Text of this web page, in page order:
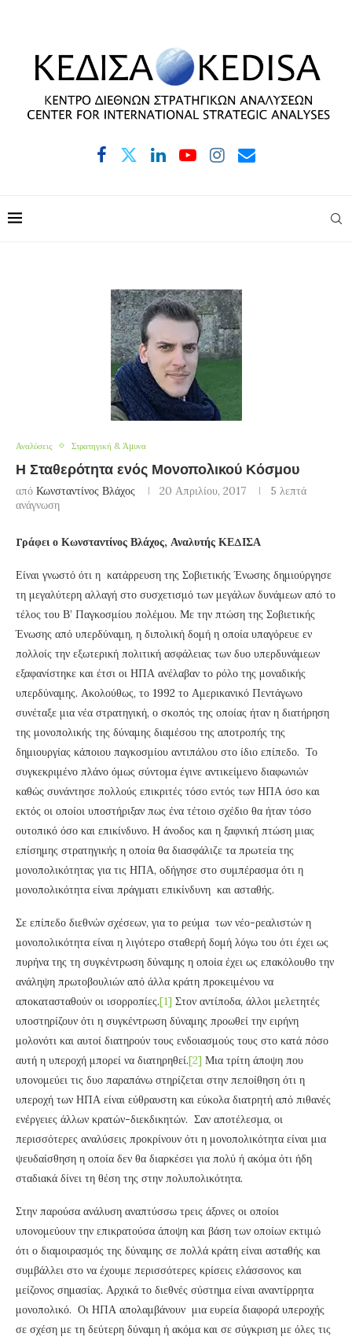
Αναλύσεις Στρατηγική & Άμυνα
Η Σταθερότητα ενός Μονοπολικού Κόσμου
από Κωνσταντίνος Βλάχος 20 Απριλίου, 2017
5 λεπτά
ανάγνωση
Γράφει ο Κωνσταντίνος Βλάχος, Αναλυτής ΚΕΔΙΣΑ
Είναι γνωστό ότι η κατάρρευση της Σοβιετικής Ένωσης δημιούργησε
τη μεγαλύτερη αλλαγή στο συσχετισμό των μεγάλων δυνάμεων από το
τέλος του Β’ Παγκοσμίου πολέμου. Με την πτώση της Σοβιετικής
Ένωσης από υπερδύναμη, η διπολική δομή η οποία υπαγόρευε εν
πολλοίς την εξωτερική πολιτική ασφάλειας των δυο υπερδυνάμεων
εξαφανίστηκε και έτσι οι ΗΠΑ ανέλαβαν το ρόλο της μοναδικής
υπερδύναμης. Ακολούθως, το 1992 το Αμερικανικό Πεντάγωνο
συνέταξε μια νέα στρατηγική, ο σκοπός της οποίας ήταν η διατήρηση
της μονοπολικής της δύναμης διαμέσου της αποτροπής της
δημιουργίας κάποιου παγκοσμίου αντιπάλου στο ίδιο επίπεδο. Το
συγκεκριμένο πλάνο όμως σύντομα έγινε αντικείμενο διαφωνιών
καθώς συνάντησε πολλούς επικριτές τόσο εντός των ΗΠΑ όσο και
εκτός οι οποίοι υποστήριξαν πως ένα τέτοιο σχέδιο θα ήταν τόσο
ουτοπικό όσο και επικίνδυνο. Η άνοδος και η ξαφνική πτώση μιας
επίσημης στρατηγικής η οποία θα διασφάλιζε τα πρωτεία της
μονοπολικότητας για τις ΗΠΑ, οδήγησε στο συμπέρασμα ότι η
μονοπολικότητα είναι πράγματι επικίνδυνη και ασταθής.
Σε επίπεδο διεθνών σχέσεων, για το ρεύμα των νέο-ρεαλιστών η
μονοπολικότητα είναι η λιγότερο σταθερή δομή λόγω του ότι έχει ως
πυρήνα της τη συγκέντρωση δύναμης η οποία έχει ως επακόλουθο την
ανάληψη πρωτοβουλιών από άλλα κράτη προκειμένου να
αποκατασταθούν οι ισορροπίες.[1] Στον αντίποδα, άλλοι μελετητές
υποστηρίζουν ότι η συγκέντρωση δύναμης προωθεί την ειρήνη
μολονότι και αυτοί διατηρούν τους ενδοιασμούς τους στο κατά πόσο
αυτή η υπεροχή μπορεί να διατηρηθεί.[2] Μια τρίτη άποψη που
υπονομεύει τις δυο παραπάνω στηρίζεται στην πεποίθηση ότι η
υπεροχή των ΗΠΑ είναι εύθραυστη και εύκολα διατρητή από πιθανές
ενέργειες άλλων κρατών-διεκδικητών. Σαν αποτέλεσμα, οι
περισσότερες αναλύσεις προκρίνουν ότι η μονοπολικότητα είναι μια
ψευδαίσθηση η οποία δεν θα διαρκέσει για πολύ ή ακόμα ότι ήδη
σταδιακά δίνει τη θέση της στην πολυπολικότητα.
Στην παρούσα ανάλυση αναπτύσσω τρεις άξονες οι οποίοι
υπονομεύουν την επικρατούσα άποψη και βάση των οποίων εκτιμώ
ότι ο διαμοιρασμός της δύναμης σε πολλά κράτη είναι ασταθής και
συμβάλλει στο να έχουμε περισσότερες κρίσεις ελάσσονος και
μείζονος σημασίας. Αρχικά το διεθνές σύστημα είναι αναντίρρητα
μονοπολικό. Οι ΗΠΑ απολαμβάνουν μια ευρεία διαφορά υπεροχής
σε σχέση με τη δεύτερη δύναμη ή ακόμα και σε σύγκριση με όλες τις